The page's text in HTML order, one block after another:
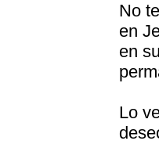
No
en
en
Lo